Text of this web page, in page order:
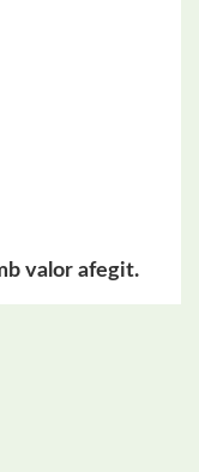
valor afegit.